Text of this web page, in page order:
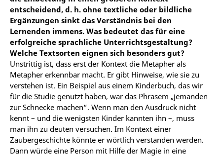
entscheidend, d. h. ohne textliche oder bildliche
Ergänzungen sinkt das Verständnis bei den
Lernenden immens. Was bedeutet das für eine
erfolgreiche sprachliche Unterrichtsgestaltung?
Welche Textsorten eignen sich besonders gut?
Unstrittig ist, dass erst der Kontext die Metapher als
Metapher erkennbar macht. Er gibt Hinweise, wie sie zu
verstehen ist. Ein Beispiel aus einem Kinderbuch, das wir
für die Studie genutzt haben, war das Phrasem „jemanden
zur Schnecke machen“. Wenn man den Ausdruck nicht
kennt – und die wenigsten Kinder kannten ihn –, muss
man ihn zu deuten versuchen. Im Kontext einer
Zaubergeschichte könnte er wörtlich verstanden werden.
Dann würde eine Person mit Hilfe der Magie in eine